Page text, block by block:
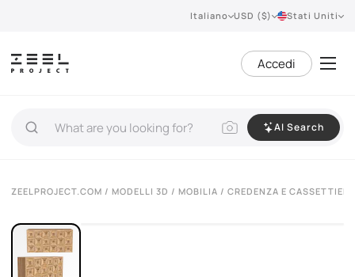
Italiano USD ($) Stati Uniti
Accedi
AI Search
ZEELPROJECT.COM / MODELLI 3D / MOBILIA / CREDENZA E CASSETTIERA
VIEW 360°